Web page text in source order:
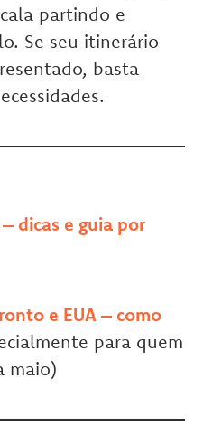
partindo e
Se seu itinerário
basta
dicas e guia por
e EUA – como
para quem
maio)